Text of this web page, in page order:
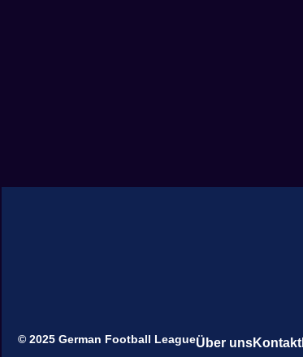
© 2025 German Football LeagueÜber unsKontakt